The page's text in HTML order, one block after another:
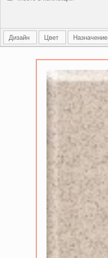
Дизайн Цвет Назначение